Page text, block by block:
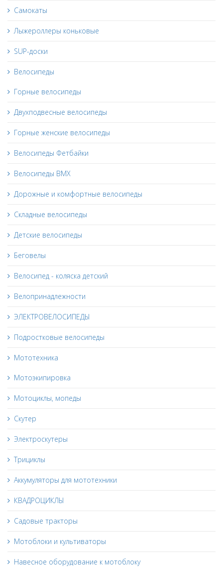
Самокаты
Лыжероллеры коньковые
SUP-доски
Велосипеды
Горные велосипеды
Двухподвесные велосипеды
Горные женские велосипеды
Велосипеды Фетбайки
Велосипеды BMX
Дорожные и комфортные велосипеды
Складные велосипеды
Детские велосипеды
Беговелы
Велосипед - коляска детский
Велопринадлежности
ЭЛЕКТРОВЕЛОСИПЕДЫ
Подростковые велосипеды
Мототехника
Мотоэкипировка
Мотоциклы, мопеды
Скутер
Электроскутеры
Трициклы
Аккумуляторы для мототехники
КВАДРОЦИКЛЫ
Садовые тракторы
Мотоблоки и культиваторы
Навесное оборудование к мотоблоку